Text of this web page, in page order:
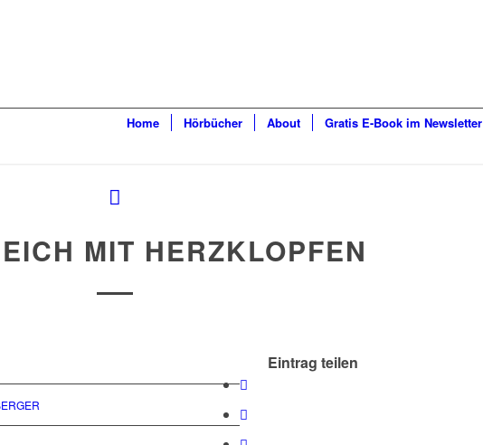
Home Hörbücher About Gratis E-Book im Newsletter
MIT HERZKLOPFEN
Eintrag teilen